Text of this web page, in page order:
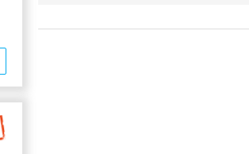
辛苦苦考来的教练证用来干什么？学员
望。去年10月底上市以来，其11月销
深圳交警介绍，以下情况不可换领中国